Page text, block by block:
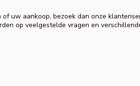
uw aankoop, bezoek dan onze
op veelgestelde vragen en